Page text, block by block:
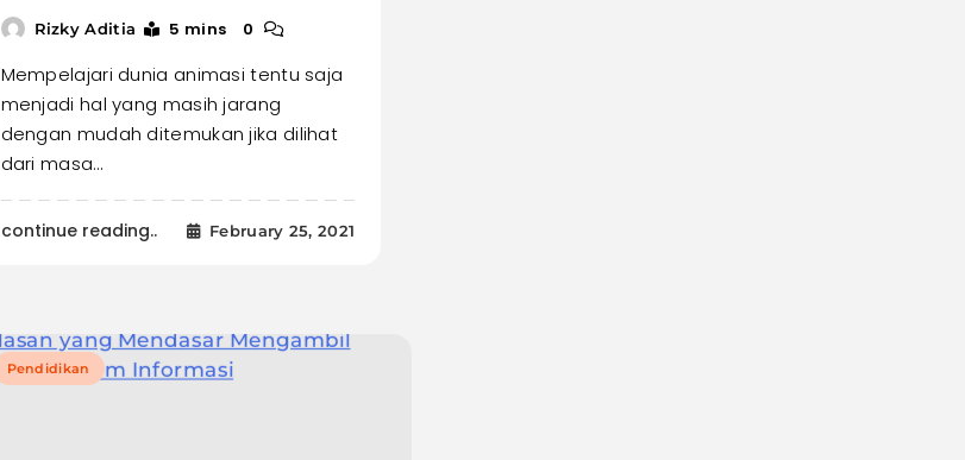
Rizky Aditia 5 mins 0
Mempelajari dunia animasi tentu saja
menjadi hal yang masih jarang
dengan mudah ditemukan jika dilihat
dari masa…
continue reading.. February 25, 2021
Pendidikan